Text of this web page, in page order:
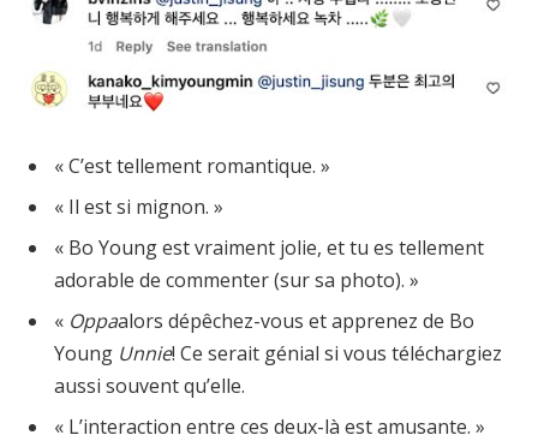
« C’est tellement romantique. »
« Il est si mignon. »
« Bo Young est vraiment jolie, et tu es tellement
adorable de commenter (sur sa photo). »
« Oppaalors dépêchez-vous et apprenez de Bo
Young Unnie! Ce serait génial si vous téléchargiez
aussi souvent qu’elle.
« L’interaction entre ces deux-là est amusante. »